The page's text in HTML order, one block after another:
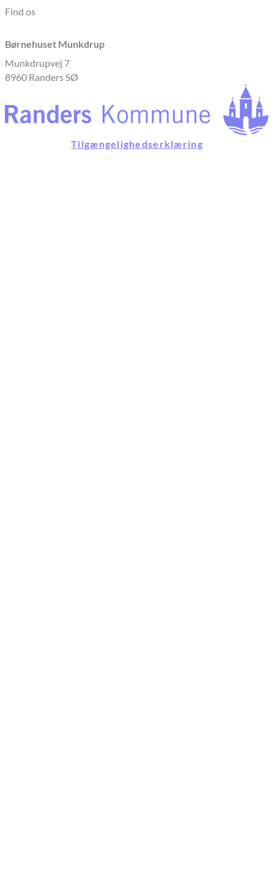
Find os
Børnehuset Munkdrup
Munkdrupvej 7
8960 Randers SØ
Tilgængelighedserklæring